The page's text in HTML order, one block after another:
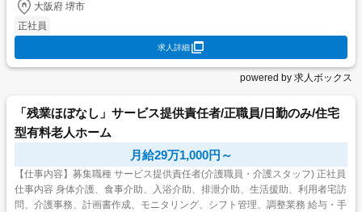
大阪府 堺市
正社員
求人詳細
powered by 求人ボックス
「残業ほぼなし」サービス提供責任者/正職員/日勤のみ/住宅
型有料老人ホーム
月給29万1,000円～
【仕事内容】募集職種 サービス提供責任者(介護職員・介護スタッフ) 正社員
仕事内容 身体介護、食事介助、入浴介助、排泄介助、生活援助、利用者宅訪
問、介護事務、計画書作成、モニタリング、シフト管理、調整業務 給与・手